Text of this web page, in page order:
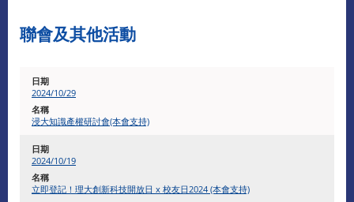
聯會及其他活動
2024/10/29
浸大知識產權研討會(本會支持)
2024/10/19
立即登記！理大創新科技開放日 x 校友日2024 (本會支持)